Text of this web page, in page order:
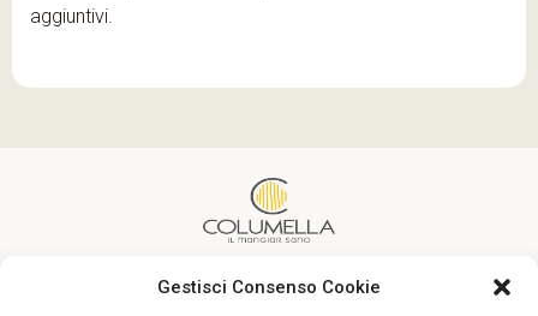
Gestisci Consenso Cookie
aggiuntivi.
Un’alimentazione sana alla portata di tutti